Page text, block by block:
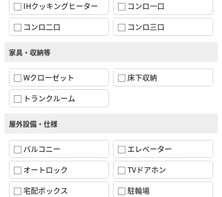
IHクッキングヒーター
コンロ一口
コンロ二口
コンロ三口
家具・収納等
Wクローゼット
床下収納
トランクルーム
屋外設備・仕様
バルコニー
エレベーター
オートロック
TVドアホン
宅配ボックス
駐輪場